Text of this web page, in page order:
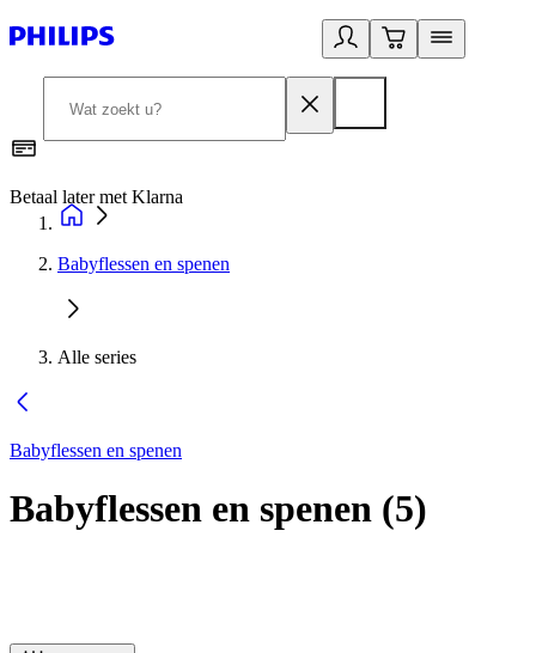
Betaal later met Klarna
Babyflessen en spenen
Alle series
Babyflessen en spenen
Babyflessen en spenen (5)